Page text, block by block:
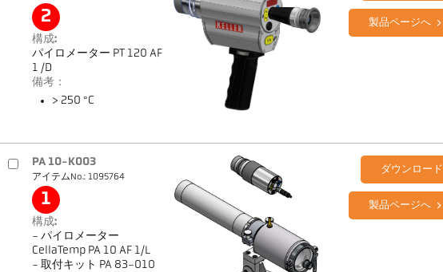
2
構成:
パイロメーター PT 120 AF
1 /D
備考：
> 250 °C
製品ページへ
PA 10-K003
アイテムNo.: 1095764
1
構成:
- パイロメーター
CellaTemp PA 10 AF 1/L
- 取付キット PA 83-010
ダウンロード
製品ページへ